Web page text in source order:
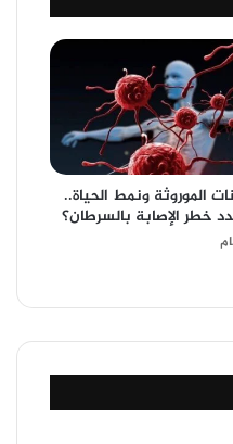
الموروثة ونمط الحياة..
خطر الإصابة بالسرطان؟